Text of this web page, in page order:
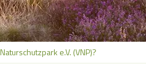
e.V. (VNP)?